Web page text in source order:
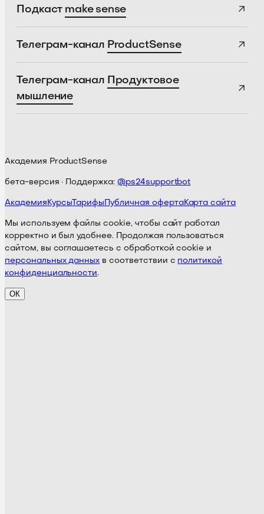
Подкаст make sense
Телеграм-канал ProductSense
Телеграм-канал Продуктовое
мышление
Академия ProductSense
бета-версия · Поддержка: @ps24supportbot
Академия КурсыТарифы Публичная офертаКарта сайта
Мы используем файлы cookie, чтобы сайт работал
корректно и был удобнее. Продолжая пользоваться
сайтом, вы соглашаетесь с обработкой cookie и
персональных данных в соответствии с политикой
конфиденциальности.
ОК